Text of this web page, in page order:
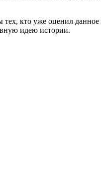
тех, кто уже оценил
идею истории.